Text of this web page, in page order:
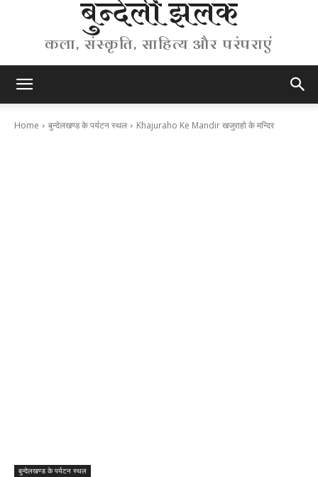
बुन्देली झलक
कला, संस्कृति, साहित्य और परंपराएं
Home बुन्देलखण्ड के पर्यटन स्थल Khajuraho Ke Mandir खजुराहो के मन्दिर
बुन्देलखण्ड के पर्यटन स्थल